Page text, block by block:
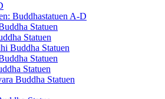
Buddhastatuen A-D
Statuen
Statuen
Buddha Statuen
Statuen
Statuen
Buddha Statuen